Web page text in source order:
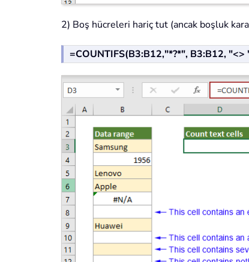
2) Boş hücreleri hariç tut (ancak boşluk
=COUNTIFS(B3:B12,"*?*", B3:B12, "<>